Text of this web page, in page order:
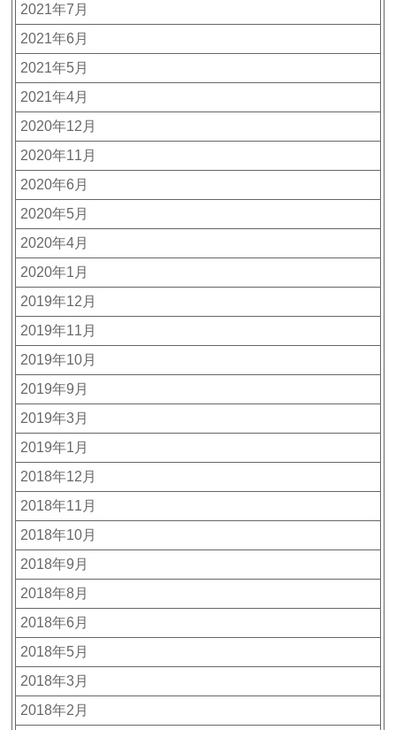
2021年7月
2021年6月
2021年5月
2021年4月
2020年12月
2020年11月
2020年6月
2020年5月
2020年4月
2020年1月
2019年12月
2019年11月
2019年10月
2019年9月
2019年3月
2019年1月
2018年12月
2018年11月
2018年10月
2018年9月
2018年8月
2018年6月
2018年5月
2018年3月
2018年2月